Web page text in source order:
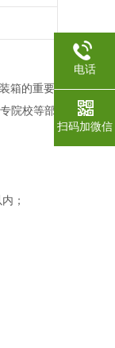
箱的重要
院校等部
；
电话
扫码加微信